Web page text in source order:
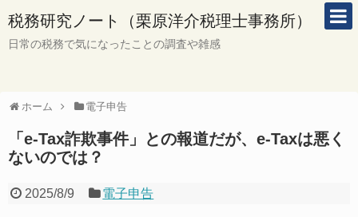
税務研究ノート（栗原洋介税理士事務所）
日常の税務で気になったことの調査や雑感
ホーム 電子申告
「e-Tax詐欺事件」との報道だが、e-Taxは悪く
ないのでは？
2025/8/9 電子申告